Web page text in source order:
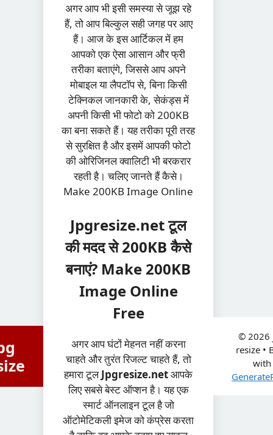
Skip
to
content
​अगर आप भी इसी समस्या से जूझ रहे
हैं, तो आप बिल्कुल सही जगह पर आए
हैं। आज के इस आर्टिकल में हम
आपको एक ऐसा आसान और फ्री
तरीका बताएंगे, जिससे आप अपने
मोबाइल या लैपटॉप से, बिना किसी
टेक्निकल जानकारी के, सेकंड्स में
अपनी किसी भी फोटो को 200KB
का बना सकते हैं। यह तरीका पूरी तरह
से सुरक्षित है और इसमें आपकी फोटो
की ओरिजिनल क्वालिटी भी बरकरार
रहती है। चलिए जानते हैं कैसे।
Make 200KB Image Online
Jpgresize.net टूल
की मदद से 200KB कैसे
बनाएं? Make 200KB
Image Online
Free
​अगर आप घंटों मेहनत नहीं करना
चाहते और तुरंत रिजल्ट चाहते हैं, तो
हमारा टूलJpgresize.netआपके
लिए सबसे बेस्ट ऑप्शन है। यह एक
स्मार्ट ऑनलाइन टूल है जो
ऑटोमेटिकली इमेज को कंप्रेस करता
© 2026
resize •
with